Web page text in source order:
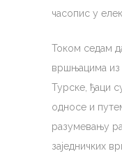
часопис у
Током седам
вршњацима из
Турске, ђаци
односе и
разумевању
заједничких